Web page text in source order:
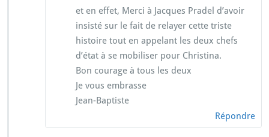
et en effet, Merci à Jacques Pradel d’avoir
insisté sur le fait de relayer cette triste
histoire tout en appelant les deux chefs
d’état à se mobiliser pour Christina.
Bon courage à tous les deux
Je vous embrasse
Jean-Baptiste
Répondre